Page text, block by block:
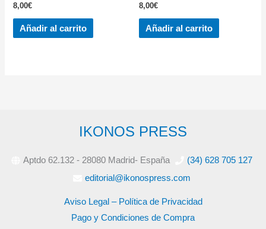
8,00€
Añadir al carrito
8,00€
Añadir al carrito
IKONOS PRESS
Aptdo 62.132 - 28080 Madrid- España
(34) 628 705 127
editorial@ikonospress.com
Aviso Legal – Política de Privacidad
Pago y Condiciones de Compra